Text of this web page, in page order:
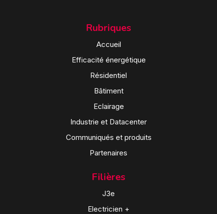
Rubriques
Accueil
Efficacité énergétique
Résidentiel
Bâtiment
Eclairage
Industrie et Datacenter
Communiqués et produits
Partenaires
Filières
J3e
Electricien +